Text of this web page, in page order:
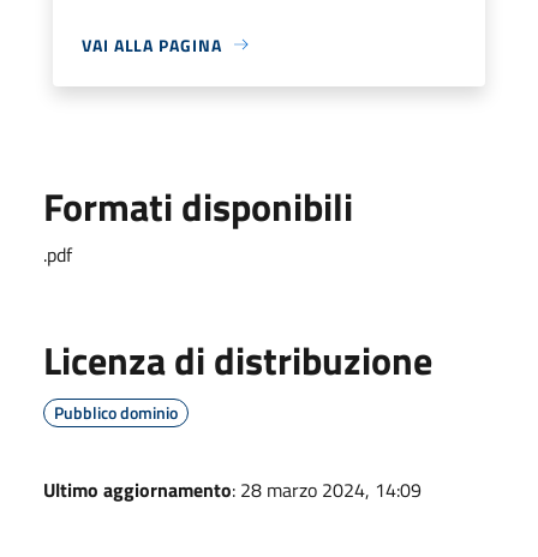
VAI ALLA PAGINA
Formati disponibili
.pdf
Licenza di distribuzione
Pubblico dominio
Ultimo aggiornamento: 28 marzo 2024, 14:09